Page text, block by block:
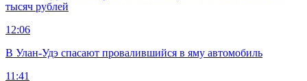
тысяч рублей
12:06
В Улан-Удэ спасают провалившийся в яму автомобиль
11:41